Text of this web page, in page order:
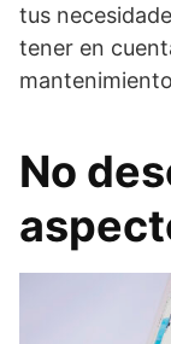
tus
tener en
No